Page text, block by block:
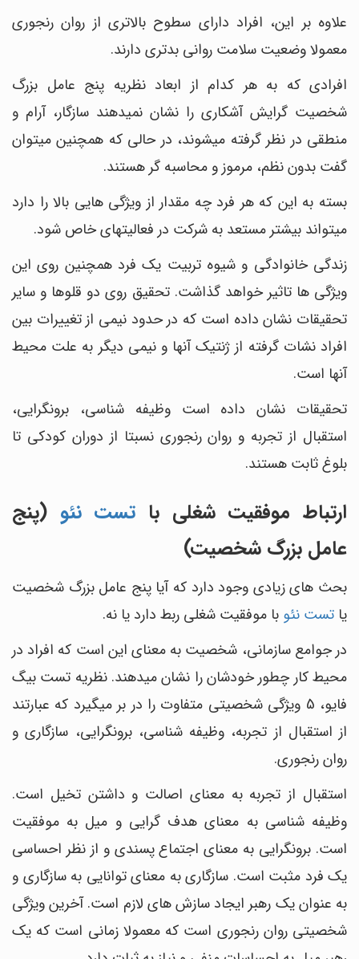
علاوه بر این، افراد دارای سطوح بالاتری از روان ‎رنجوری
معمولا وضعیت سلامت روانی بدتری دارند.
افرادی که به هر کدام از ابعاد نظریه پنج عامل بزرگ
شخصیت گرایش آشکاری را نشان نمی‎دهند سازگار، آرام و
منطقی در نظر گرفته می‎شوند، در حالی که همچنین می‎توان
گفت بدون نظم، مرموز و محاسبه‎ گر هستند.
بسته به این که هر فرد چه مقدار از ویژگی‎ هایی بالا را دارد
می‎تواند بیشتر مستعد به شرکت در فعالیت‎های خاص‎ شود.
زندگی خانوادگی و شیوه تربیت یک فرد همچنین روی این
ویژگی‎ ها تاثیر خواهد گذاشت. تحقیق روی دو قلوها و سایر
تحقیقات نشان داده است که در حدود نیمی از تغییرات بین
افراد نشات گرفته از ژنتیک آن‎ها و نیمی دیگر به علت محیط
آن‎ها است.
تحقیقات نشان داده است وظیفه شناسی، برونگرایی،
استقبال از تجربه و روان‎ رنجوری نسبتا از دوران کودکی تا
بلوغ ثابت هستند.
ارتباط موفقیت شغلی با تست نئو (پنج
عامل بزرگ شخصیت)
بحث‎ های زیادی وجود دارد که آیا پنج عامل بزرگ شخصیت
یا تست نئو با موفقیت شغلی ربط دارد یا نه.
در جوامع سازمانی، شخصیت به معنای این است که افراد در
محیط کار چطور خودشان را نشان می‎دهند. نظریه تست بیگ
فایو، 5 ویژگی شخصیتی متفاوت را در بر می‎گیرد که عبارتند
از استقبال از تجربه، وظیفه شناسی، برونگرایی، سازگاری و
روان‎ رنجوری.
استقبال از تجربه به معنای اصالت و داشتن تخیل است.
وظیفه شناسی به معنای هدف ‎گرایی و میل به موفقیت
است. برونگرایی به معنای اجتماع ‎پسندی و از نظر احساسی
یک فرد مثبت است. سازگاری به معنای توانایی به سازگاری و
به عنوان یک رهبر ایجاد سازش ‎های لازم است. آخرین ویژگی
شخصیتی روا‎ن ‎رنجوری است که معمولا زمانی است که یک